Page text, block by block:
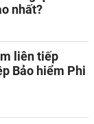
nhất?
liên tiếp
Bảo hiểm Phi